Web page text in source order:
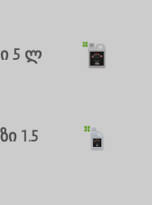
5 ლ
1.5
тілі
ែរ